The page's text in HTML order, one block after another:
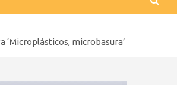
‘Microplásticos, microbasura’